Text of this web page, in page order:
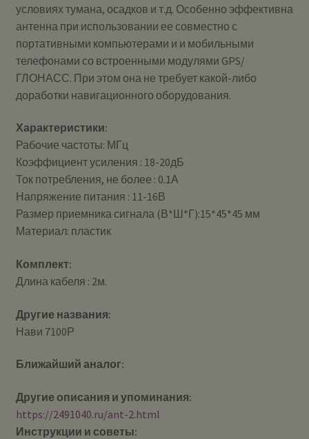
условиях тумана, осадков и т.д. Особенно эффективна
антенна при использовании ее совместно с
портативными компьютерами и и мобильными
телефонами со встроенными модулями GPS/
ГЛОНАСС. При этом она не требует какой-либо
доработки навигационного оборудования.
Характеристики:
Рабочие частоты: МГц
Коэффициент усиления : 18-20дБ
Ток потребления, не более : 0.1А
Напряжение питания : 11-16В
Размер приемника сигнала (В*Ш*Г):15*45*45 мм
Материал: пластик
Комплект:
Длина кабеля : 2м.
Другие названия:
Нави 7100Р
Ближайший аналог:
Другие описания и упоминания:
https://2491040.ru/ant-2.html
Инструкции и советы: